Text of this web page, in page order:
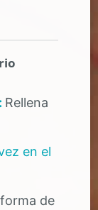
Rellena
en el
de